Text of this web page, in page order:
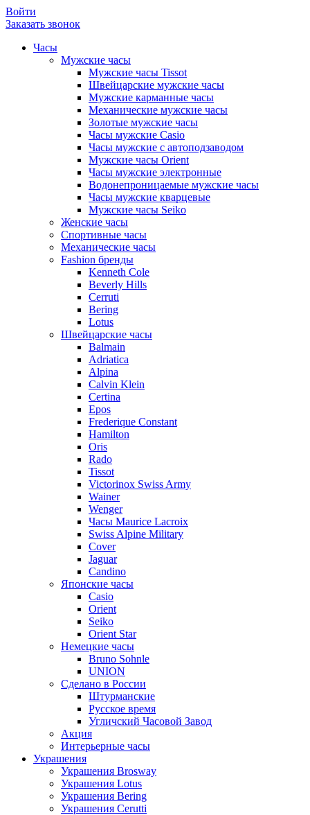
Войти
Заказать звонок
Часы
Мужские часы
Мужские часы Tissot
Швейцарские мужские часы
Мужские карманные часы
Механические мужские часы
Золотые мужские часы
Часы мужские Casio
Часы мужские с автоподзаводом
Мужские часы Orient
Часы мужские электронные
Водонепроницаемые мужские часы
Часы мужские кварцевые
Мужские часы Seiko
Женские часы
Спортивные часы
Механические часы
Fashion бренды
Kenneth Cole
Beverly Hills
Cerruti
Bering
Lotus
Швейцарские часы
Balmain
Adriatica
Alpina
Calvin Klein
Certina
Epos
Frederique Constant
Hamilton
Oris
Rado
Tissot
Victorinox Swiss Army
Wainer
Wenger
Часы Maurice Lacroix
Swiss Alpine Military
Cover
Jaguar
Candino
Японские часы
Casio
Orient
Seiko
Orient Star
Немецкие часы
Bruno Sohnle
UNION
Сделано в России
Штурманские
Русское время
Угличский Часовой Завод
Акция
Интерьерные часы
Украшения
Украшения Brosway
Украшения Lotus
Украшения Bering
Украшения Cerutti